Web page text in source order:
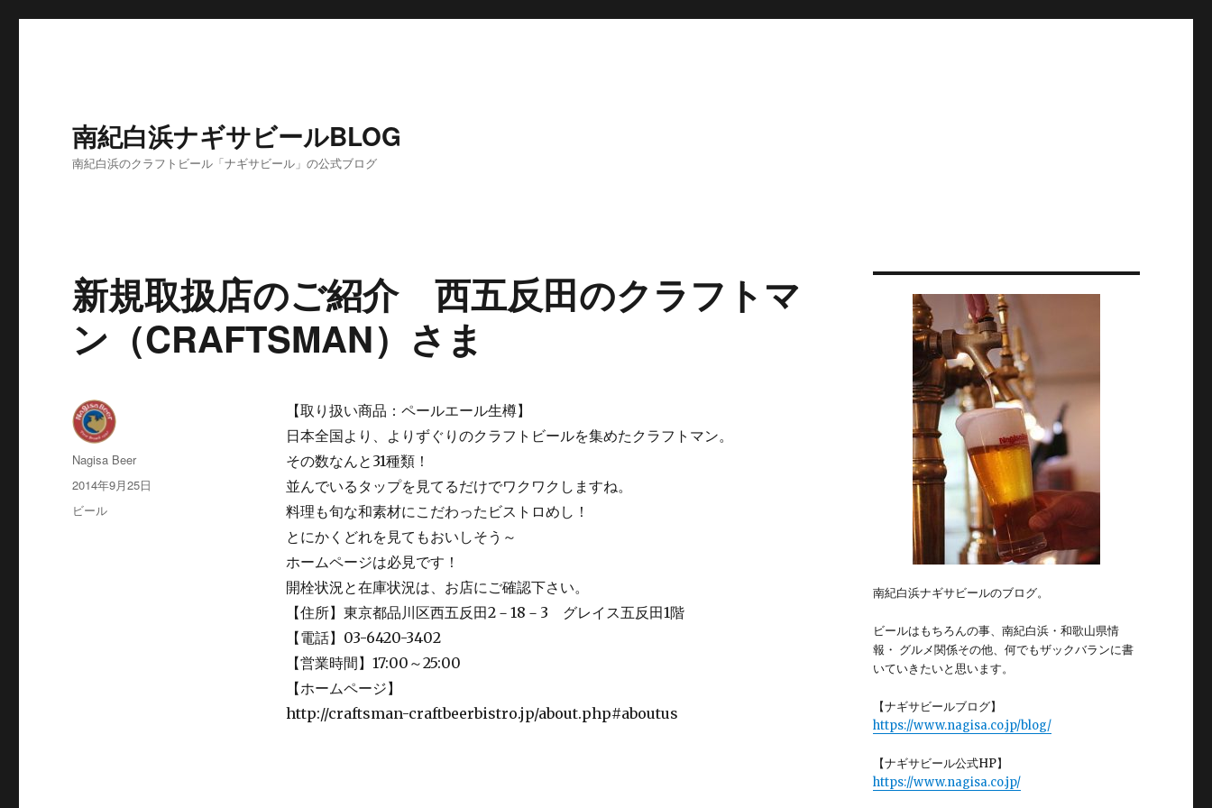
南紀白浜ナギサビールBLOG
南紀白浜のクラフトビール「ナギサビール」の公式ブログ
新規取扱店のご紹介 西五反田のクラフトマ
ン（CRAFTSMAN）さま
【取り扱い商品：ペールエール生樽】
日本全国より、よりずぐりのクラフトビールを集めたクラフトマン。
その数なんと31種類！
並んでいるタップを見てるだけでワクワクしますね。
料理も旬な和素材にこだわったビストロめし！
とにかくどれを見てもおいしそう～
ホームページは必見です！
開栓状況と在庫状況は、お店にご確認下さい。
【住所】東京都品川区西五反田2－18－3 グレイス五反田1階
【電話】03-6420-3402
【営業時間】17:00～25:00
【ホームページ】
http://craftsman-craftbeerbistro.jp/about.php#aboutus
投
稿
Nagisa Beer
投
稿
日:
2014年9月25日
カ
ビール
南紀白浜ナギサビールのブログ。
ビールはもちろんの事、南紀白浜・和歌山県情
報・ グルメ関係その他、何でもザックバランに書
いていきたいと思います。
【ナギサビールブログ】
https://www.nagisa.co.jp/blog/
【ナギサビール公式HP】
https://www.nagisa.co.jp/